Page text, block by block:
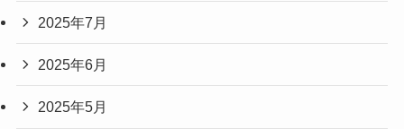
2025年7月
2025年6月
2025年5月